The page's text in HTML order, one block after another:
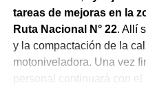
tareas de mejoras en la
Ruta Nacional N° 22. Allí
y la compactación de la
motoniveladora. Una vez
personal continuará con